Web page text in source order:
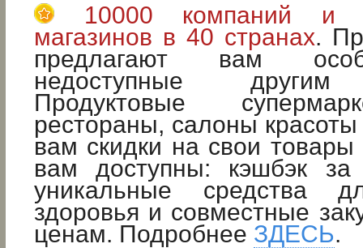
10000 компаний и
магазинов в 40 странах.
предлагают вам
недоступные другим
Продуктовые
рестораны, салоны
вам скидки на свои
вам доступны: кэшбэк за
уникальные средства
здоровья и совместные
ценам. Подробнее ЗДЕСЬ.